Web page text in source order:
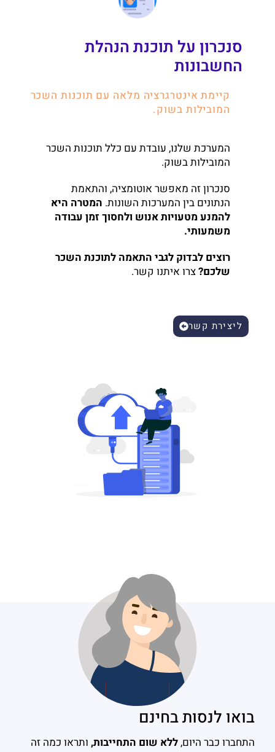
סנכרון על תוכנת הנהלת
החשבונות
קיימת אינטרגרציה מלאה עם תוכנות השכר
המובילות בשוק.
המערכת שלנו, עובדת עם כלל תוכנות השכר
המובילות בשוק.
סנכרון זה מאפשר אוטומציה, והתאמת
הנתונים בין המערכות השונות. המטרה היא
להמנע מטעויות אנוש ולחסוך זמן עבודה
משמעותי.
רוצים לבדוק לגבי התאמה לתוכנת השכר
שלכם?צרו איתנו קשר.
ליצירת קשר
בואו לנסות בחינם
התחברו כבר היום,ללא שום התחייבות, ותראו כמה זה